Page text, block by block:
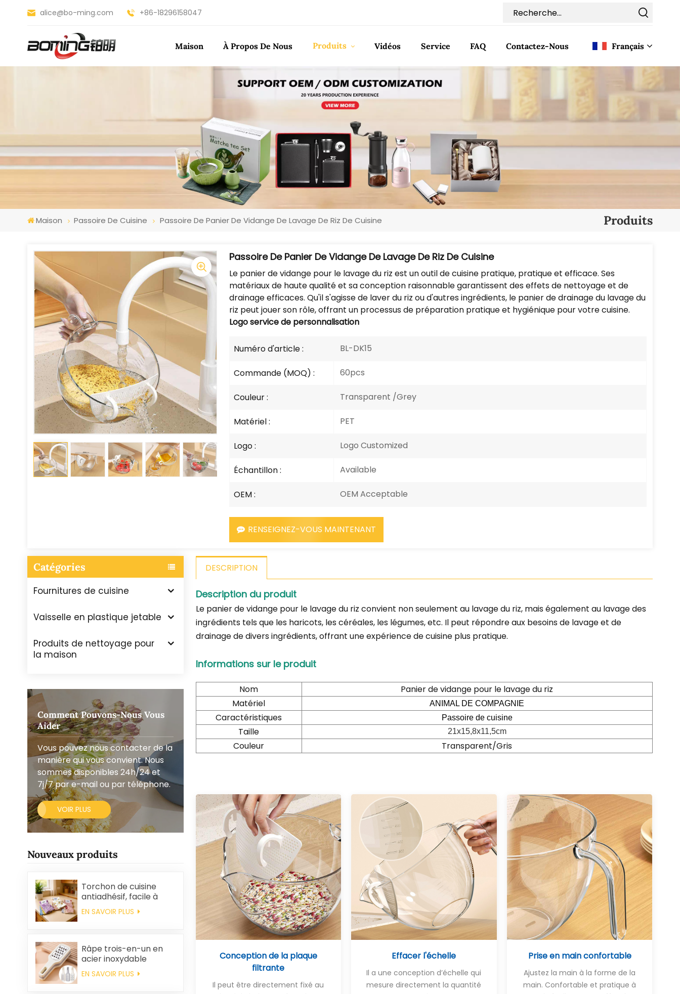
alice@bo-ming.com +86-18296158047
Maison À Propos De Nous Produits Vidéos Service FAQ Contactez-Nous Français
English
Français
Español
Türkçe
العربية
Maison Passoire De Cuisine Passoire De Panier De Vidange De Lavage De Riz De Cuisine Produits
Passoire De Panier De Vidange De Lavage De Riz De Cuisine
Le panier de vidange pour le lavage du riz est un outil de cuisine pratique, pratique et efficace. Ses
matériaux de haute qualité et sa conception raisonnable garantissent des effets de nettoyage et de
drainage efficaces. Qu'il s'agisse de laver du riz ou d'autres ingrédients, le panier de drainage du lavage du
riz peut jouer son rôle, offrant un processus de préparation pratique et hygiénique pour votre cuisine.
Logoservice de personnalisation
Numéro d'article : BL-DK15
Commande (MOQ) : 60pcs
Couleur : Transparent /Grey
Matériel : PET
Logo : Logo Customized
Échantillon : Available
OEM : OEM Acceptable
RENSEIGNEZ-VOUS MAINTENANT
Catégories
Fournitures de cuisine
Vaisselle en plastique jetable
Produits de nettoyage pour
la maison
Comment Pouvons-Nous Vous
Aider
Vous pouvez nous contacter de la
manière qui vous convient. Nous
sommes disponibles 24h/24 et
7j/7 par e-mail ou par téléphone.
VOIR PLUS
Nouveaux produits
Torchon de cuisine
antiadhésif, facile à
nettoyer, épais,
imprimé, carré, en
écologique
EN SAVOIR PLUS
Râpe trois-en-un en
acier inoxydable
EN SAVOIR PLUS
DESCRIPTION
Description du produit
Le panier de vidange pour le lavage du riz convient non seulement au lavage du riz, mais également au lavage des
ingrédients tels que les haricots, les céréales, les légumes, etc. Il peut répondre aux besoins de lavage et de
drainage de divers ingrédients, offrant une expérience de cuisine plus pratique.
Informations sur le produit
Nom
Panier de vidange pour le lavage du riz
Matériel
ANIMAL DE COMPAGNIE
Caractéristiques Passoire de cuisine
Taille 21x15,8x11,5cm
Couleur Transparent/Gris
Conception de la plaque
filtrante
Il peut être directement fixé au
Effacer l'échelle
Il a une conception d’échelle qui
mesure directement la quantité
Prise en main confortable
Ajustez la main à la forme de la
main. Confortable et pratique à